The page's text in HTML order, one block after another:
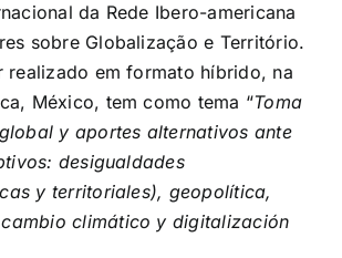
da Rede Ibero-americana
sobre Globalização e Território.
realizado em formato híbrido, na
México, tem como tema “Toma
y aportes alternativos ante
desigualdades
y territoriales), geopolítica,
climático y digitalización